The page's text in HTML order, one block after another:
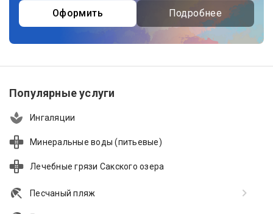
Оформить Подробнее
Популярные услуги
Ингаляции
Минеральные воды (питьевые)
Лечебные грязи Сакского озера
Песчаный пляж